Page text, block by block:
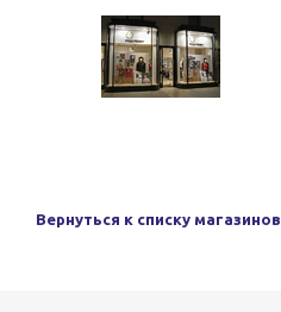
Вернуться к списку магазинов